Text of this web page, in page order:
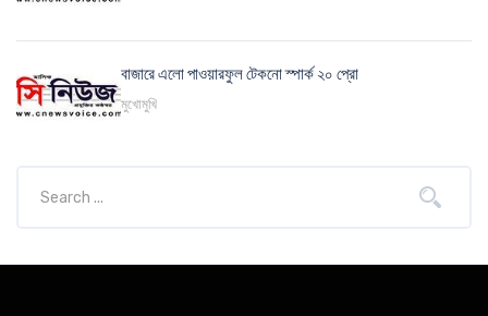
বাজারে এলো পাওয়ারফুল টেকনো স্পার্ক ২০ প্রো
মুখোমুখি